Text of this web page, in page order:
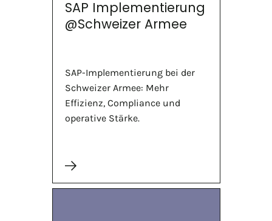
SAP Implementierung
@Schweizer Armee
SAP-Implementierung bei der
Schweizer Armee: Mehr
Effizienz, Compliance und
operative Stärke.